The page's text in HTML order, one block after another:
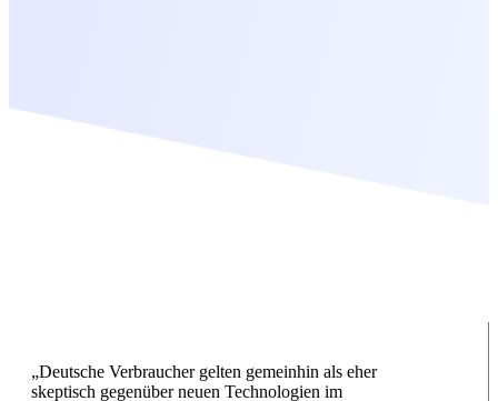
„Deutsche Verbraucher gelten gemeinhin als eher
skeptisch gegenüber neuen Technologien im